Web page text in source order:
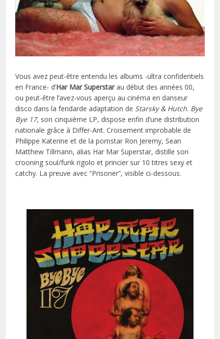
Vous avez peut-être entendu les albums -ultra confidentiels
en France- d’Har Mar Superstarau début des années 00,
ou peut-être l’avez-vous aperçu au cinéma en danseur
disco dans la fendarde adaptation de Starsky & Hutch. Bye
Bye 17, son cinquième LP, dispose enfin d’une distribution
nationale grâce à Differ-Ant. Croisement improbable de
Philippe Katerine et de la pornstar Ron Jeremy, Sean
Matthew Tillmann, alias Har Mar Superstar, distille son
crooning soul/funk rigolo et princier sur 10 titres sexy et
catchy. La preuve avec “Prisoner”, visible ci-dessous.